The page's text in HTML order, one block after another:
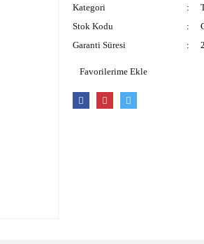
Kategori
Stok Kodu
Garanti Süresi